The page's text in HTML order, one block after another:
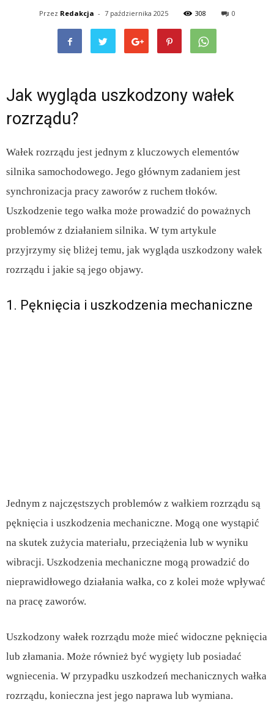
Przez Redakcja - 7 października 2025 308 0
Jak wygląda uszkodzony wałek
rozrządu?
Wałek rozrządu jest jednym z kluczowych elementów
silnika samochodowego. Jego głównym zadaniem jest
synchronizacja pracy zaworów z ruchem tłoków.
Uszkodzenie tego wałka może prowadzić do poważnych
problemów z działaniem silnika. W tym artykule
przyjrzymy się bliżej temu, jak wygląda uszkodzony wałek
rozrządu i jakie są jego objawy.
1. Pęknięcia i uszkodzenia mechaniczne
Jednym z najczęstszych problemów z wałkiem rozrządu są
pęknięcia i uszkodzenia mechaniczne. Mogą one wystąpić
na skutek zużycia materiału, przeciążenia lub w wyniku
wibracji. Uszkodzenia mechaniczne mogą prowadzić do
nieprawidłowego działania wałka, co z kolei może wpływać
na pracę zaworów.
Uszkodzony wałek rozrządu może mieć widoczne pęknięcia
lub złamania. Może również być wygięty lub posiadać
wgniecenia. W przypadku uszkodzeń mechanicznych wałka
rozrządu, konieczna jest jego naprawa lub wymiana.